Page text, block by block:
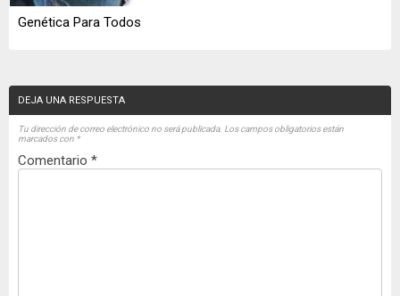
Genética Para Todos
DEJA UNA RESPUESTA
Tu dirección de correo electrónico no será publicada. Los campos obligatorios están
marcados con *
Comentario *